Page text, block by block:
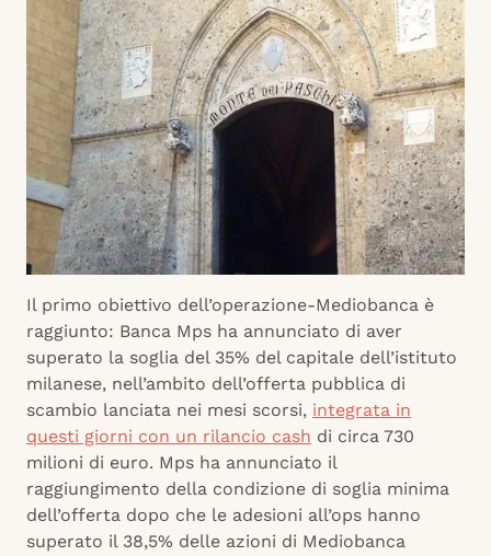
Il primo obiettivo dell’operazione-Mediobanca è
raggiunto: Banca Mps ha annunciato di aver
superato la soglia del 35% del capitale dell’istituto
milanese, nell’ambito dell’offerta pubblica di
scambio lanciata nei mesi scorsi, integrata in
questi giorni con un rilancio cash di circa 730
milioni di euro. Mps ha annunciato il
raggiungimento della condizione di soglia minima
dell’offerta dopo che le adesioni all’ops hanno
superato il 38,5% delle azioni di Mediobanca